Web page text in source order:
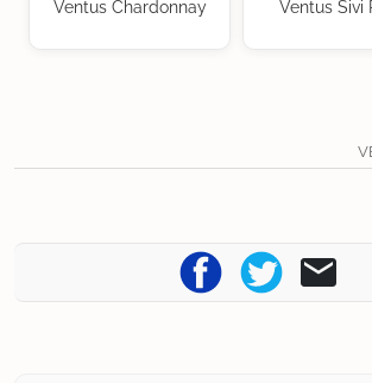
Ventus Chardonnay Ventus Sivi